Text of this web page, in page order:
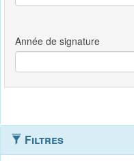
Filtres